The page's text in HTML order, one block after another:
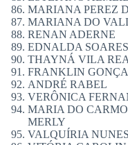
MARIANA PEREZ
MARIANA DO
RENAN ADERNE
EDNALDA SOARES
THAYNÁ VILA
FRANKLIN
ANDRÉ RABEL
VERÔNICA
MARIA DO
MERLY
VALQUÍRIA